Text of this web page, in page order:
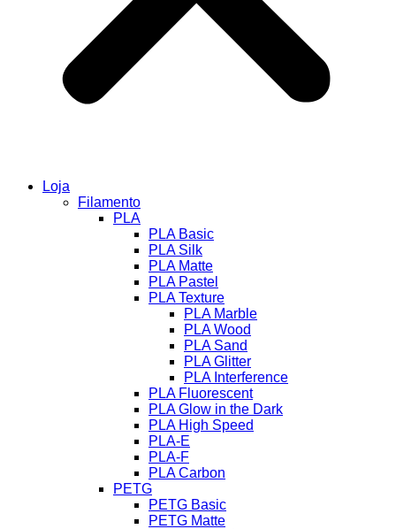
Loja
Filamento
PLA
PLA Basic
PLA Silk
PLA Matte
PLA Pastel
PLA Texture
PLA Marble
PLA Wood
PLA Sand
PLA Glitter
PLA Interference
PLA Fluorescent
PLA Glow in the Dark
PLA High Speed
PLA-E
PLA-F
PLA Carbon
PETG
PETG Basic
PETG Matte